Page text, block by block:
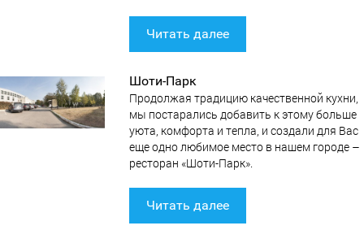
Читать далее
Шоти-Парк
Продолжая традицию качественной кухни,
мы постарались добавить к этому больше
уюта, комфорта и тепла, и создали для Вас
еще одно любимое место в нашем городе –
ресторан «Шоти-Парк».
Читать далее